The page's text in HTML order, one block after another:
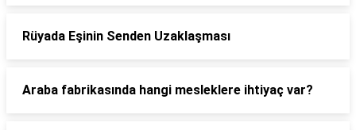
Rüyada Eşinin Senden Uzaklaşması
Araba fabrikasında hangi mesleklere ihtiyaç var?